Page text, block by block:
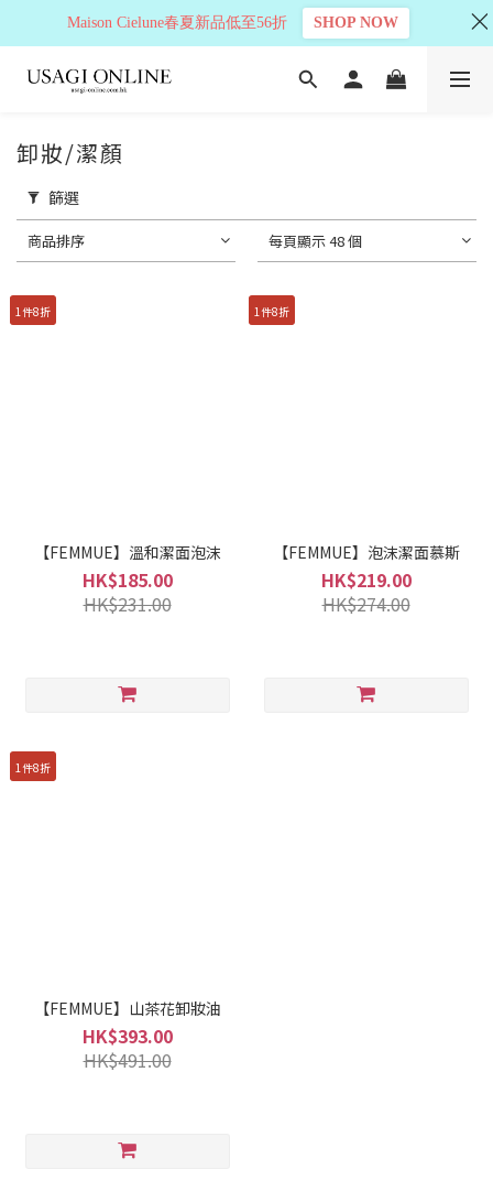
卸妝/潔顏
篩選
商品排序 每頁顯示 48 個
1件8折
【FEMMUE】溫和潔面泡沫
HK$185.00
HK$231.00
1件8折
【FEMMUE】泡沫潔面慕斯
HK$219.00
HK$274.00
1件8折
【FEMMUE】山茶花卸妝油
HK$393.00
HK$491.00
Maison Cielune春夏新品低至56折 SHOP NOW